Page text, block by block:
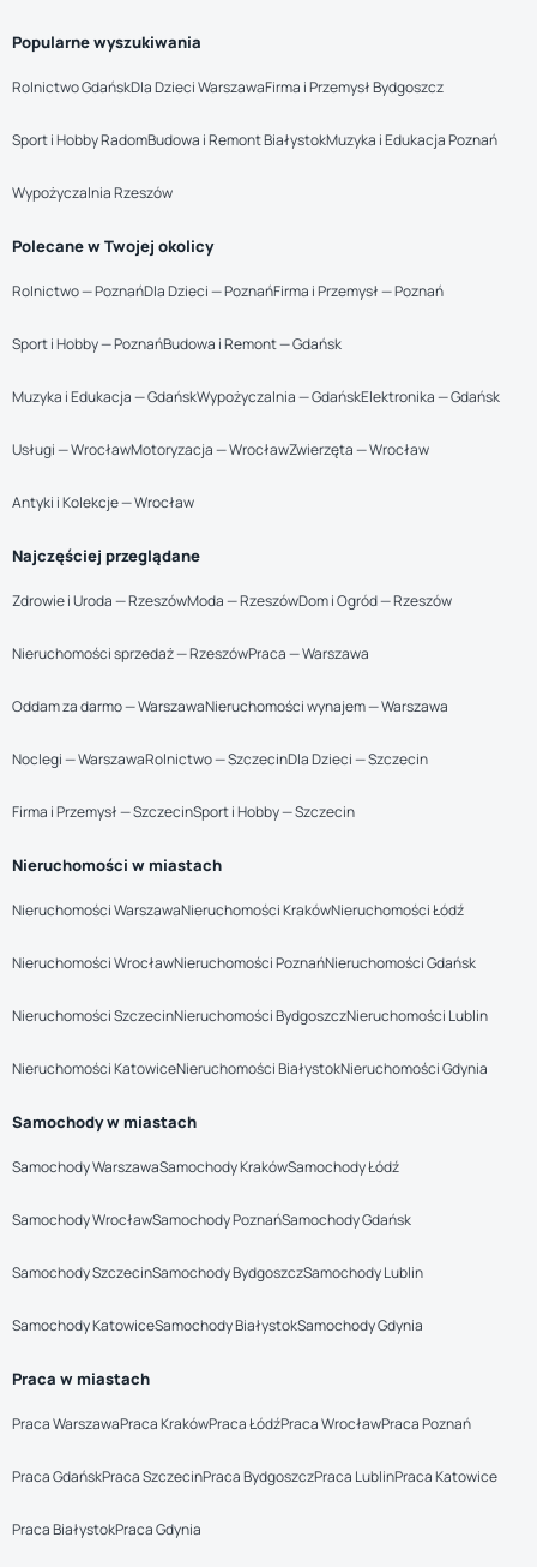
Popularne wyszukiwania
Rolnictwo GdańskDla Dzieci WarszawaFirma i Przemysł Bydgoszcz
Sport i Hobby RadomBudowa i Remont BiałystokMuzyka i Edukacja Poznań
Wypożyczalnia Rzeszów
Polecane w Twojej okolicy
Rolnictwo — PoznańDla Dzieci — PoznańFirma i Przemysł — Poznań
Sport i Hobby — PoznańBudowa i Remont — Gdańsk
Muzyka i Edukacja — GdańskWypożyczalnia — GdańskElektronika — Gdańsk
Usługi — WrocławMotoryzacja — WrocławZwierzęta — Wrocław
Antyki i Kolekcje — Wrocław
Najczęściej przeglądane
Zdrowie i Uroda — RzeszówModa — RzeszówDom i Ogród — Rzeszów
Nieruchomości sprzedaż — RzeszówPraca — Warszawa
Oddam za darmo — WarszawaNieruchomości wynajem — Warszawa
Noclegi — WarszawaRolnictwo — SzczecinDla Dzieci — Szczecin
Firma i Przemysł — SzczecinSport i Hobby — Szczecin
Nieruchomości w miastach
Nieruchomości WarszawaNieruchomości KrakówNieruchomości Łódź
Nieruchomości WrocławNieruchomości PoznańNieruchomości Gdańsk
Nieruchomości SzczecinNieruchomości BydgoszczNieruchomości Lublin
Nieruchomości KatowiceNieruchomości BiałystokNieruchomości Gdynia
Samochody w miastach
Samochody WarszawaSamochody KrakówSamochody Łódź
Samochody WrocławSamochody PoznańSamochody Gdańsk
Samochody SzczecinSamochody BydgoszczSamochody Lublin
Samochody KatowiceSamochody BiałystokSamochody Gdynia
Praca w miastach
Praca WarszawaPraca KrakówPraca ŁódźPraca WrocławPraca Poznań
Praca GdańskPraca SzczecinPraca BydgoszczPraca LublinPraca Katowice
Praca BiałystokPraca Gdynia